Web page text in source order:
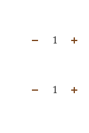
1
1